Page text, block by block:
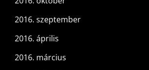
2016. szeptember
2016. április
2016. március